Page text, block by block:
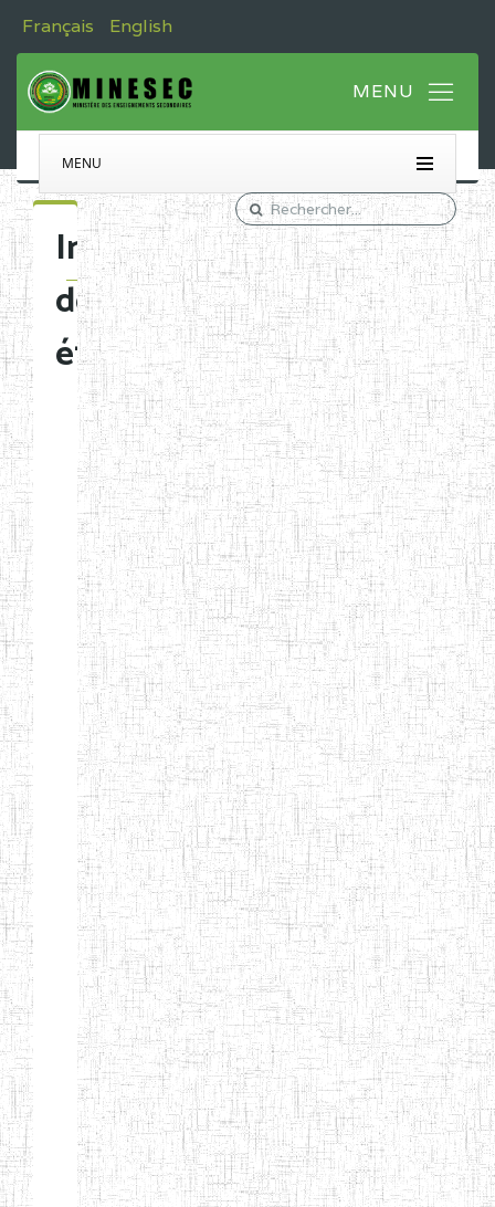
Français English
MENU
Immatriculation
des
établissements
Etablissements
d'enseignement
normal
ENI
Chercher:
Effacer les filtres
Denomination
Type
Nature
Arrondissement